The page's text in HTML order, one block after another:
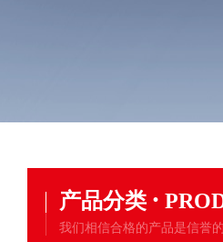
产品分类 ·
我们相信合格的产品是信誉